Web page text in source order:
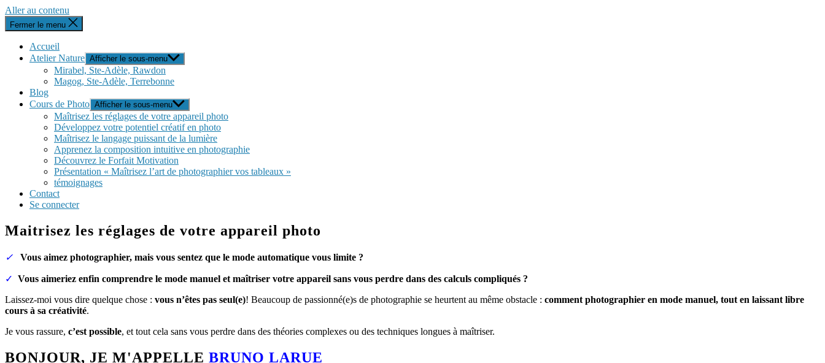
Aller au contenu
Fermer le menu
Accueil
Atelier Nature Afficher le sous-menu
Mirabel, Ste-Adèle, Rawdon
Magog, Ste-Adèle, Terrebonne
Blog
Cours de Photo Afficher le sous-menu
Maîtrisez les réglages de votre appareil photo
Développez votre potentiel créatif en photo
Maîtrisez le langage puissant de la lumière
Apprenez la composition intuitive en photographie
Découvrez le Forfait Motivation
Présentation « Maîtrisez l’art de photographier vos tableaux »
témoignages
Contact
Se connecter
Maitrisez les réglages de votre appareil photo
✓ Vous aimez photographier, mais vous sentez que le mode automatique vous limite ?
✓ Vous aimeriez enfin comprendre le mode manuel et maîtriser votre appareil sans vous perdre dans des calculs compliqués ?
Laissez-moi vous dire quelque chose : vous n’êtes pas seul(e)! Beaucoup de passionné(e)s de photographie se heurtent au même obstacle : comment photographier en mode manuel, tout en laissant libre
cours à sa créativité.
Je vous rassure, c’est possible, et tout cela sans vous perdre dans des théories complexes ou des techniques longues à maîtriser.
BONJOUR, JE M'APPELLE BRUNO LARUE